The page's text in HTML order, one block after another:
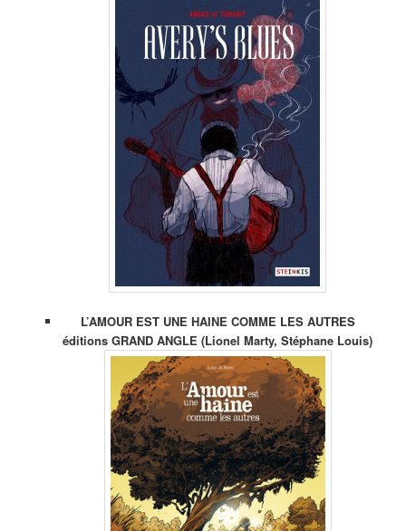
L’AMOUR EST UNE HAINE COMME LES AUTRES
éditions GRAND ANGLE (Lionel Marty, Stéphane Louis)